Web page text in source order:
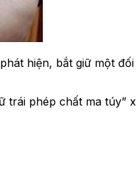
hiện, bắt giữ một
phép chất ma